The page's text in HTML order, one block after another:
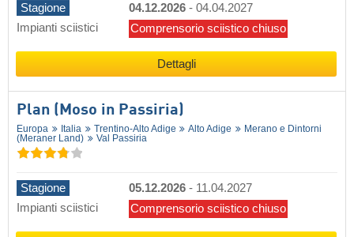
Stagione 04.12.2026 - 04.04.2027
Impianti sciistici
Comprensorio sciistico chiuso
Dettagli
Plan (Moso in Passiria)
Europa Italia Trentino-Alto Adige Alto Adige
Merano e Dintorni
(Meraner Land)
Val Passiria
Stagione 05.12.2026 - 11.04.2027
Impianti sciistici
Comprensorio sciistico chiuso